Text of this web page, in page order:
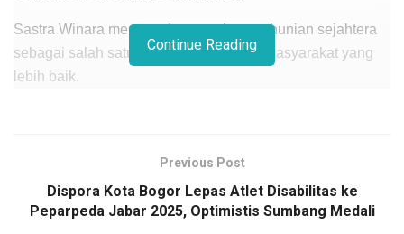
Sastra Winara menegaskan pentingnya hunian sejahtera
sebagai salah satu pondasi kehidupan masyarakat yang
lebih baik.
masyarakat kecil yang membutuhkan tempat tinggal layak.
Program ini sekaligus menunjukkan komitmen
pemerintahan Prabowo-Gibran dalam mendorong
Continue Reading
Previous Post
Dispora Kota Bogor Lepas Atlet Disabilitas ke
Peparpeda Jabar 2025, Optimistis Sumbang Medali